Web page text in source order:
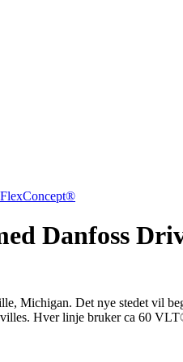
Danfoss
Michigan. Det nye stedet vil
Hver linje bruker ca 60